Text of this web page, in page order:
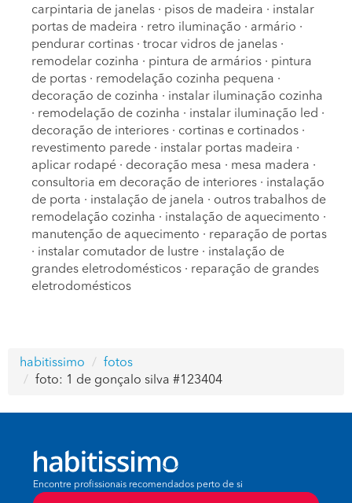
carpintaria de janelas · pisos de madeira · instalar
portas de madeira · retro iluminação · armário ·
pendurar cortinas · trocar vidros de janelas ·
remodelar cozinha · pintura de armários · pintura
de portas · remodelação cozinha pequena ·
decoração de cozinha · instalar iluminação cozinha
· remodelação de cozinha · instalar iluminação led ·
decoração de interiores · cortinas e cortinados ·
revestimento parede · instalar portas madeira ·
aplicar rodapé · decoração mesa · mesa madera ·
consultoria em decoração de interiores · instalação
de porta · instalação de janela · outros trabalhos de
remodelação cozinha · instalação de aquecimento ·
manutenção de aquecimento · reparação de portas
· instalar comutador de lustre · instalação de
grandes eletrodomésticos · reparação de grandes
eletrodomésticos
habitissimo
fotos
foto: 1 de gonçalo silva #123404
Encontre profissionais recomendados perto de si